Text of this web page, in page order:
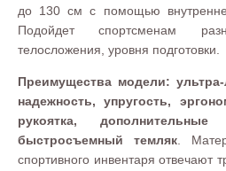
до 130 см с помощью
Подойдет спортсменам
телосложения, уровня подготовки.
Преимущества модели: ультра-
надежность, упругость,
рукоятка,
быстросъемный темляк .
спортивного инвентаря отвечают